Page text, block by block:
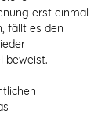
erst einmal
fällt es den
beweist.